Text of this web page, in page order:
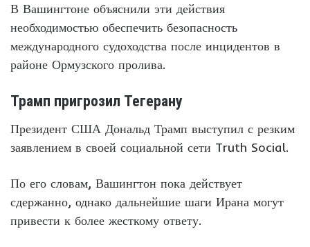
В Вашингтоне объяснили эти действия
необходимостью обеспечить безопасность
международного судоходства после инцидентов в
районе Ормузского пролива.
Трамп пригрозил Тегерану
Президент США Дональд Трамп выступил с резким
заявлением в своей социальной сети Truth Social.
По его словам, Вашингтон пока действует
сдержанно, однако дальнейшие шаги Ирана могут
привести к более жесткому ответу.